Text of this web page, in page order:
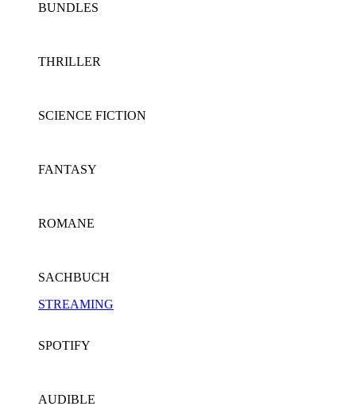
BUNDLES
THRILLER
SCIENCE FICTION
FANTASY
ROMANE
SACHBUCH
STREAMING
SPOTIFY
AUDIBLE